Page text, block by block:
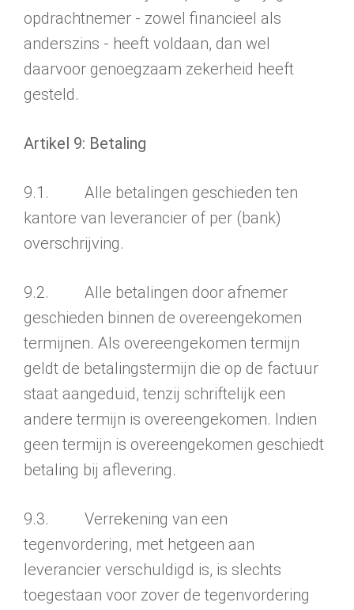
opdracht­nemer - zowel financieel als
anderszins - heeft voldaan, dan wel
daarvoor genoeg­zaam zekerheid heeft
gesteld.
Artikel 9: Betaling
9.1. Alle betalingen geschieden ten
kantore van leverancier of per (bank)
overschrijving.
9.2. Alle betalingen door afnemer
geschieden binnen de overeengeko­men
termijnen. Als overeengekomen termijn
geldt de betalingstermijn die op de factuur
staat aangeduid, tenzij schriftelijk een
andere termijn is overeengekomen. Indien
geen termijn is overeengekomen geschiedt
betaling bij aflevering.
9.3. Verrekening van een
tegenvordering, met hetgeen aan
leverancier verschuldigd is, is slechts
toegestaan voor zover de tegenvordering